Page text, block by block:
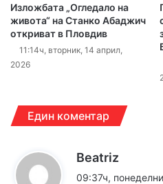
Изложбата „Огледало на
живота“ на Станко Абаджич
откриват в Пловдив
11:14ч, вторник, 14 април,
2026
Един коментар
Beatriz
09:37ч,